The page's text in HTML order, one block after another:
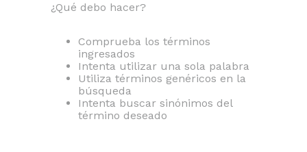
¿Qué debo hacer?
Comprueba los términos
ingresados
Intenta utilizar una sola palabra
Utiliza términos genéricos en la
búsqueda
Intenta buscar sinónimos del
término deseado